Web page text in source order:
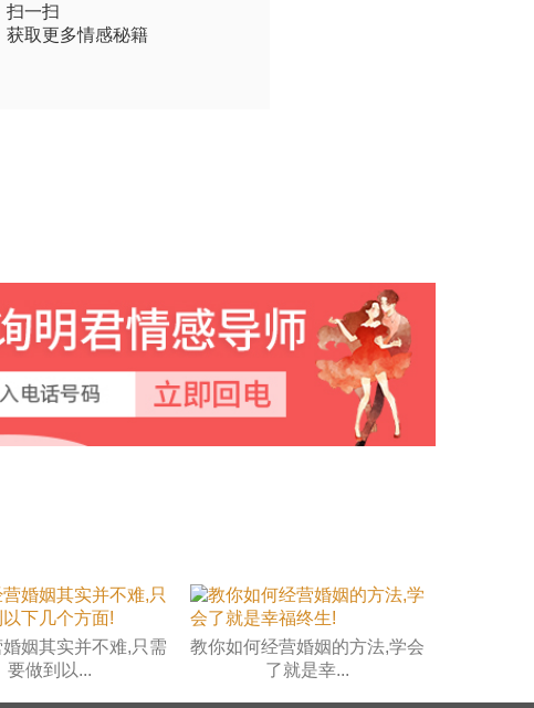
扫一扫
获取更多情感秘籍
姻其实并不难,只需
要做到以...
教你如何经营婚姻的方法,学会
了就是幸...